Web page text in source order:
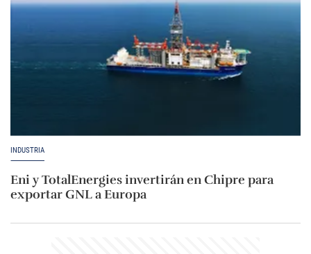
INDUSTRIA
Eni y TotalEnergies invertirán en Chipre para
exportar GNL a Europa